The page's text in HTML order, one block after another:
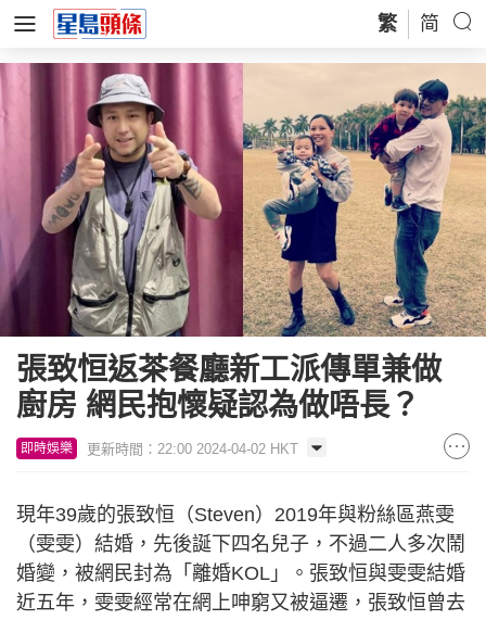
繁 简
張致恒返茶餐廳新工派傳單兼做
廚房 網民抱懷疑認為做唔長？
即時娛樂 更新時間：22:00 2024-04-02 HKT
現年39歲的張致恒（Steven）2019年與粉絲區燕雯
（雯雯）結婚，先後誕下四名兒子，不過二人多次鬧
婚變，被網民封為「離婚KOL」。張致恒與雯雯結婚
近五年，雯雯經常在網上呻窮又被逼遷，張致恒曾去